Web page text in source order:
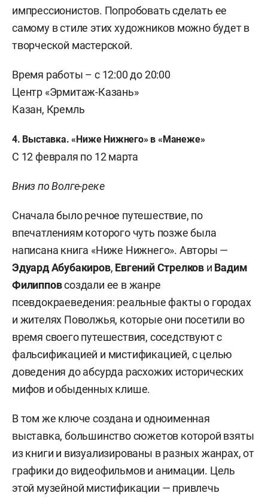
импрессионистов. Попробовать сделать ее
самому в стиле этих художников можно будет в
творческой мастерской.
Время работы – с 12:00 до 20:00
Центр «Эрмитаж-Казань»
Казан, Кремль
4. Выставка. «Ниже Нижнего» в «Манеже»
С 12 февраля по 12 марта
Вниз по Волге-реке
Сначала было речное путешествие, по
впечатлениям которого чуть позже была
написана книга «Ниже Нижнего». Авторы —
Эдуард Абубакиров, Евгений Стрелков и Вадим
Филипповсоздали ее в жанре
псевдокраеведения: реальные факты о городах
и жителях Поволжья, которые они посетили во
время своего путешествия, соседствуют с
фальсификацией и мистификацией, с целью
доведения до абсурда расхожих исторических
мифов и обыденных клише.
В том же ключе создана и одноименная
выставка, большинство сюжетов которой взяты
из книги и визуализированы в разных жанрах, от
графики до видеофильмов и анимации. Цель
этой музейной мистификации — привлечь